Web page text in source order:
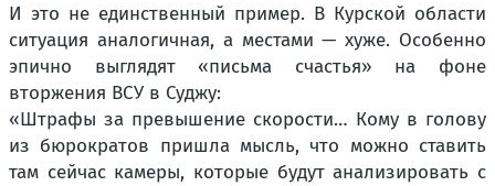
И это не единственный пример. В Курской области
ситуация аналогичная, а местами — хуже. Особенно
эпично выглядят «письма счастья» на фоне
вторжения ВСУ в Суджу:
«Штрафы за превышение скорости… Кому в голову
из бюрократов пришла мысль, что можно ставить
там сейчас камеры, которые будут анализировать с